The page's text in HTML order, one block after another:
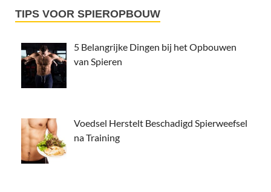
TIPS VOOR SPIEROPBOUW
5 Belangrijke Dingen bij het Opbouwen
van Spieren
Voedsel Herstelt Beschadigd Spierweefsel
na Training